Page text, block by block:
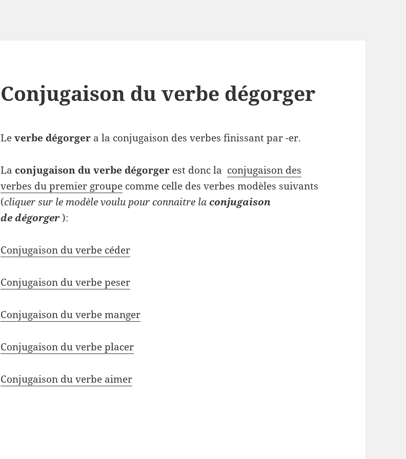
Conjugaison du verbe dégorger
Leverbe dégorger a la conjugaison des verbes finissant par -er.
La conjugaison du verbe dégorger est donc la conjugaison des
verbes du premier groupe comme celle des verbes modèles suivants
(cliquer sur le modèle voulu pour connaitre laconjugaison
de dégorger):
Conjugaison du verbe céder
Conjugaison du verbe peser
Conjugaison du verbe manger
Conjugaison du verbe placer
Conjugaison du verbe aimer